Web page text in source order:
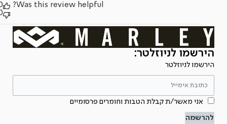
Was this review helpful?
הירשמו לניוזלטר:
הירשמו לניוזלטר
אני מאשר/ת קבלת הטבות וחומרים פרסומיים
להרשמה